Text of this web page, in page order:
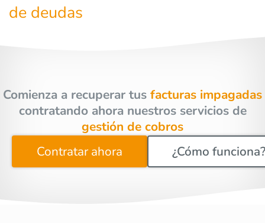
de deudas
Comienza a recuperar tus facturas impagadas
contratando ahora nuestros servicios de
gestión de cobros
Contratar ahora
¿Cómo funciona?